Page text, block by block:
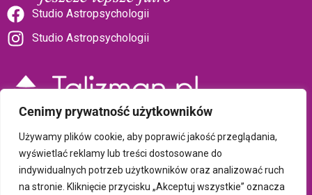
Cenimy prywatność użytkowników
Używamy plików cookie, aby poprawić jakość przeglądania,
wyświetlać reklamy lub treści dostosowane do
indywidualnych potrzeb użytkowników oraz analizować ruch
na stronie. Kliknięcie przycisku „Akceptuj wszystkie” oznacza
Studio Astropsychologii
Studio Astropsychologii
Sklep Talizman
Polityka prywatności i plików cookie